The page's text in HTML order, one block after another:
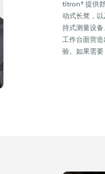
titron® 提供
动式长凳，
持式测量设
工作台面营
验。如果需要